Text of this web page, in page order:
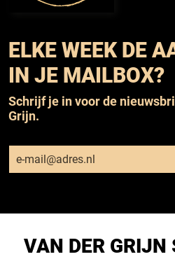
ELKE WEEK DE
IN JE MAILBOX?
Schrijf je in voor de
Grijn.
VAN DER GRIJN